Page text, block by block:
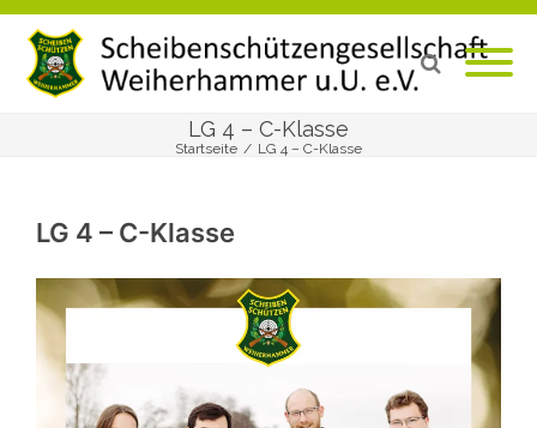
LG 4 – C-Klasse
Startseite / LG 4 – C-Klasse
LG 4 – C-Klasse